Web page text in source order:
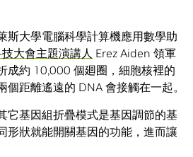
斯大學電腦科學計算機應用數學助
大會主題演講人 Erez Aiden 領軍
成約 10,000 個廻圈，細胞核裡的
距離遙遠的 DNA 會接觸在一起。
它基因組折疊模式是基因調節的基
形狀就能開關基因的功能，進而讓